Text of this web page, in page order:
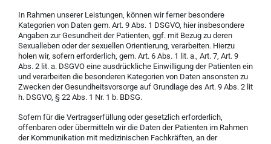
In Rahmen unserer Leistungen, können wir ferner besondere
Kategorien von Daten gem. Art. 9 Abs. 1 DSGVO, hier insbesondere
Angaben zur Gesundheit der Patienten, ggf. mit Bezug zu deren
Sexualleben oder der sexuellen Orientierung, verarbeiten. Hierzu
holen wir, sofern erforderlich, gem. Art. 6 Abs. 1 lit. a., Art. 7, Art. 9
Abs. 2 lit. a. DSGVO eine ausdrückliche Einwilligung der Patienten ein
und verarbeiten die besonderen Kategorien von Daten ansonsten zu
Zwecken der Gesundheitsvorsorge auf Grundlage des Art. 9 Abs. 2 lit
h. DSGVO, § 22 Abs. 1 Nr. 1 b. BDSG.
Sofern für die Vertragserfüllung oder gesetzlich erforderlich,
offenbaren oder übermitteln wir die Daten der Patienten im Rahmen
der Kommunikation mit medizinischen Fachkräften, an der